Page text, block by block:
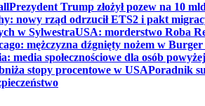
Prezydent Trump złożył pozew na 10
nowy rząd odrzucił ETS2 i pakt
w SylwestraUSA: morderstwo Roba
mężczyzna dźgnięty nożem w
media społecznościowe dla osób
stopy procentowe w USAPoradnik